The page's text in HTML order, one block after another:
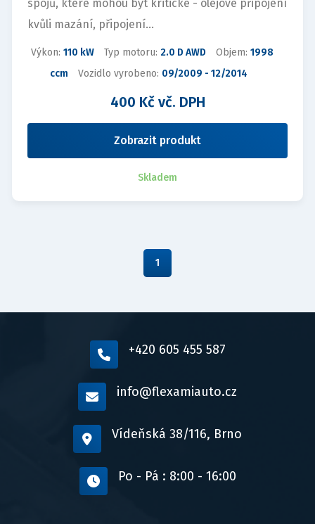
spojů, které mohou být kritické - olejové připojení
kvůli mazání, připojení...
Výkon: 110 kW Typ motoru: 2.0 D AWD Objem: 1998
ccm
Vozidlo vyrobeno: 09/2009 - 12/2014
400 Kč vč. DPH
Zobrazit produkt
Skladem
1
+420 605 455 587
info@flexamiauto.cz
Vídeňská 38/116, Brno
Po - Pá : 8:00 - 16:00